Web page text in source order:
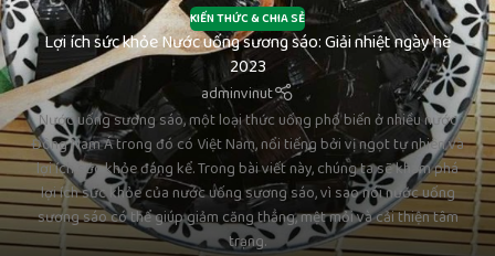
KIẾN THỨC & CHIA SẺ
Lợi ích sức khỏe Nước uống sương sáo: Giải nhiệt ngày hè
2023
adminvinut
Nước uống sương sáo, một loại thức uống phổ biến ở nhiều nước
Đông Nam Á trong đó có Việt Nam, nổi tiếng bởi vị ngọt tự nhiên và
lợi ích sức khỏe đáng kể. Trong bài viết này, chúng ta sẽ khám phá
lợi ích sức khỏe của nước uống sương sáo, vì sao nói nước uống
sương sáo có thể giúp giảm căng thẳng, mệt mỏi và cải thiện tâm
trạng.